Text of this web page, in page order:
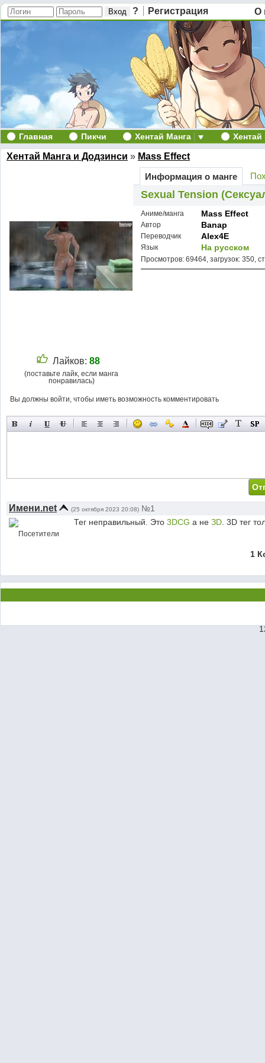
? Регистрация О
Главная Пикчи Хентай Манга
Хентай Манга и Додзинси » Mass Effect
Лайков: 88
(поставьте лайк, если манга
понравилась)
Информация о манге
Sexual Tension
Аниме/манга Mass Effect
Автор Banap
Переводчик Alex4E
Язык На русском
Просмотров: 69464, загрузок: 350,
Вы должны войти, чтобы иметь возможность комментировать
Имени.net (25 октября 2023 20:08) №1
Посетители
Тег неправильный. Это 3DCG а не ЗD . 3D тег
1